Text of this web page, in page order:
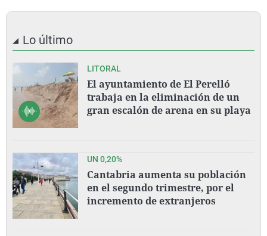
Lo último
LITORAL
El ayuntamiento de El Perelló
trabaja en la eliminación de un
gran escalón de arena en su playa
UN 0,20%
Cantabria aumenta su población
en el segundo trimestre, por el
incremento de extranjeros